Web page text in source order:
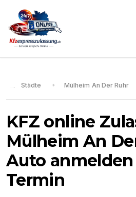
Städte Mülheim An Der Ruhr
KFZ online
Mülheim An
Auto
Termin